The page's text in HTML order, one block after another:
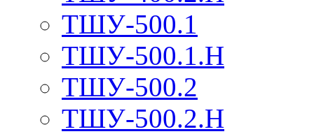
ТШУ-500.1
ТШУ-500.1.Н
ТШУ-500.2
ТШУ-500.2.Н